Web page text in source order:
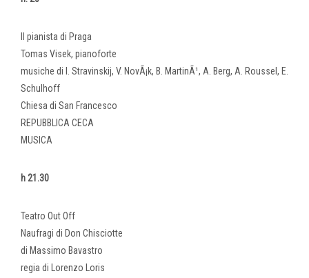
Il pianista di Praga
Tomas Visek, pianoforte
musiche di I. Stravinskij, V. NovÃ¡k, B. MartinÃ¹, A. Berg, A. Roussel, E.
Schulhoff
Chiesa di San Francesco
REPUBBLICA CECA
MUSICA
h 21.30
Teatro Out Off
Naufragi di Don Chisciotte
di Massimo Bavastro
regia di Lorenzo Loris